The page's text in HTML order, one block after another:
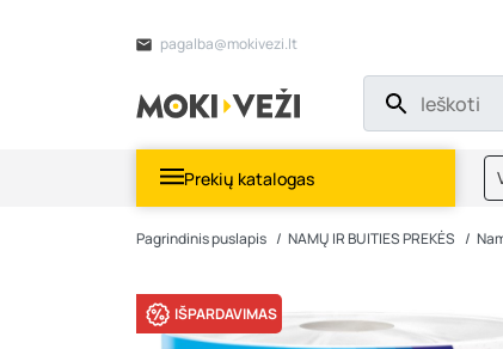
pagalba@mokivezi.lt
Prekių katalogas
Pagrindinis puslapis NAMŲ IR BUITIES PREKĖS
IŠPARDAVIMAS